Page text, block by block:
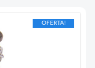
OFERTA!